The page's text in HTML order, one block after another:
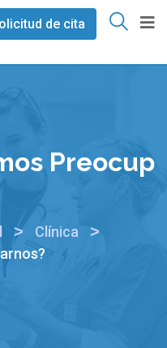
de cita
Preocup
> Clínica >